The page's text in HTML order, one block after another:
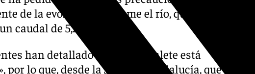
de la evolución que tome el río, que en
caudal de 5,20 metros.
han detallado que el Guadalete está
por lo que, desde la Junta de Andalucía, que